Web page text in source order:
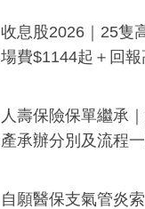
一度被誤當詐騙手段
收息股2026｜25隻
場費$1144起＋回
人壽保險保單繼承
產承辦分別及流程
自願醫保支氣管炎